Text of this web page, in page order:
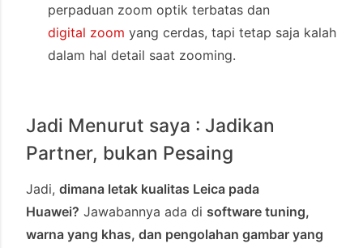
perpaduan zoom optik terbatas dan
digital zoom yang cerdas, tapi tetap saja kalah
dalam hal detail saat zooming.
Jadi Menurut saya : Jadikan
Partner, bukan Pesaing
Jadi, dimana letak kualitas Leica pada
Huawei? Jawabannya ada di software tuning,
warna yang khas, dan pengolahan gambar yang